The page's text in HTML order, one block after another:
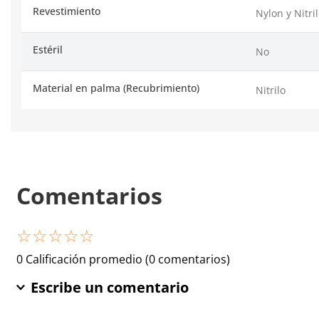
Revestimiento Nylon y
Estéril No
Material en palma (Recubrimiento) Nitrilo
Comentarios
☆☆☆☆☆
0 Calificación promedio (0 comentarios)
Escribe un comentario